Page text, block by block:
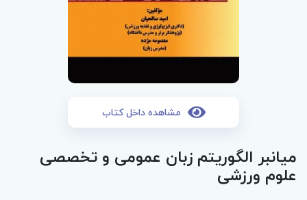
مشاهده داخل کتاب
میانبر الگوریتم زبان عمومی و تخصصی
علوم ورزشی